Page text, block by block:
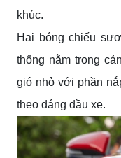
khúc.
Hai bóng chiếu
thống nằm trong
gió nhỏ với phần
theo dáng đầu xe.